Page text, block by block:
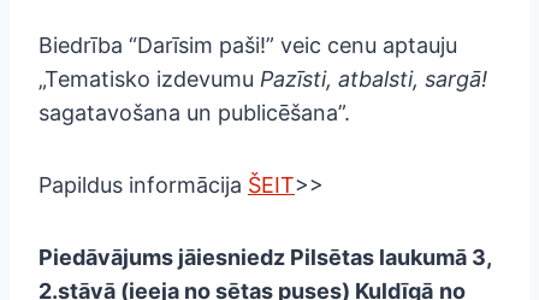
Biedrība “Darīsim paši!” veic cenu aptauju
„Tematisko izdevumu Pazīsti, atbalsti, sargā!
sagatavošana un publicēšana”.
Papildus informācija ŠEIT>>
Piedāvājums jāiesniedz Pilsētas laukumā 3,
2.stāvā (ieeja no sētas puses) Kuldīgā no